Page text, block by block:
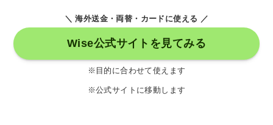
＼ 海外送金・両替・カードに使える ／
Wise公式サイトを見てみる
※目的に合わせて使えます
※公式サイトに移動します